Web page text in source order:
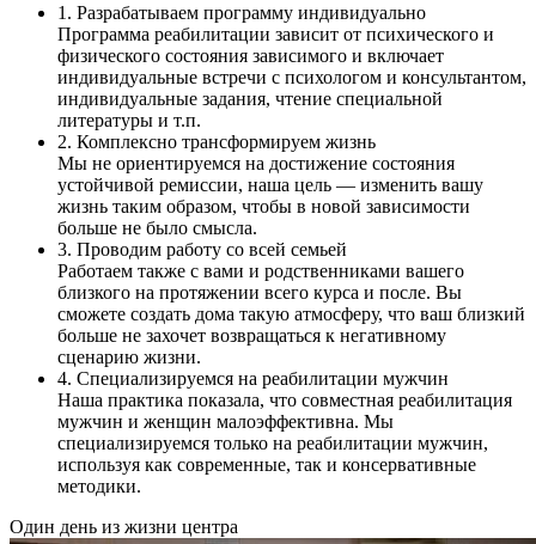
1. Разрабатываем программу индивидуально
Программа реабилитации зависит от психического и
физического состояния зависимого и включает
индивидуальные встречи с психологом и консультантом,
индивидуальные задания, чтение специальной
литературы и т.п.
2. Комплексно трансформируем жизнь
Мы не ориентируемся на достижение состояния
устойчивой ремиссии, наша цель — изменить вашу
жизнь таким образом, чтобы в новой зависимости
больше не было смысла.
3. Проводим работу со всей семьей
Работаем также с вами и родственниками вашего
близкого на протяжении всего курса и после. Вы
сможете создать дома такую атмосферу, что ваш близкий
больше не захочет возвращаться к негативному
сценарию жизни.
4. Специализируемся на реабилитации мужчин
Наша практика показала, что совместная реабилитация
мужчин и женщин малоэффективна. Мы
специализируемся только на реабилитации мужчин,
используя как современные, так и консервативные
методики.
Один день из жизни центра